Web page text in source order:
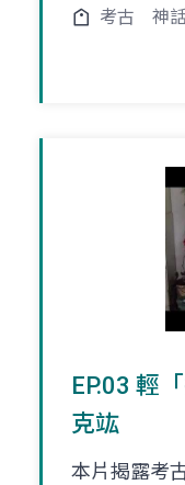
考古 神
EP.03 輕
克竑
本片揭露考